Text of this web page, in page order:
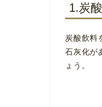
1.炭
炭酸飲料
石灰化が
ょう。